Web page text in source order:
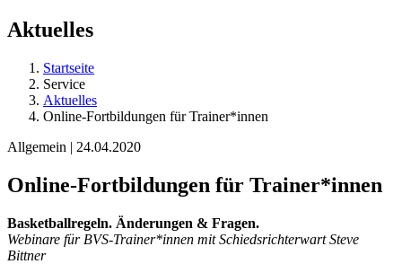
Aktuelles
Startseite
Service
Aktuelles
Online-Fortbildungen für Trainer*innen
Allgemein | 24.04.2020
Online-Fortbildungen für Trainer*innen
Basketballregeln. Änderungen & Fragen.
Webinare für BVS-Trainer*innen mit Schiedsrichterwart Steve
Bittner